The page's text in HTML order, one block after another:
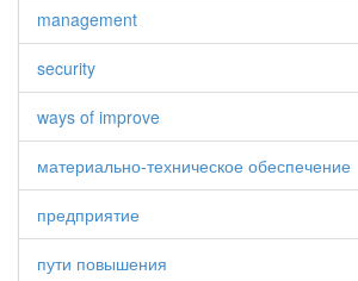
management
security
ways of improve
материально-техническое обеспечение
предприятие
пути повышения